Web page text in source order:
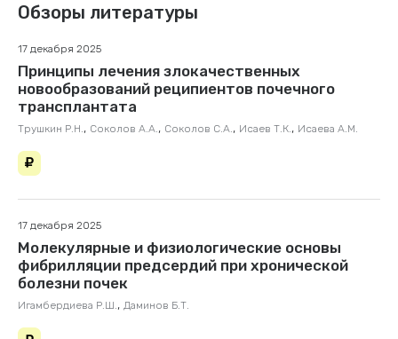
Обзоры литературы
17 декабря 2025
Принципы лечения злокачественных
новообразований реципиентов почечного
трансплантата
Трушкин Р.Н. , Соколов А.А. , Соколов С.А. , Исаев Т.К. , Исаева А.М.
17 декабря 2025
Молекулярные и физиологические основы
фибрилляции предсердий при хронической
болезни почек
Игамбердиева Р.Ш., Даминов Б.Т.